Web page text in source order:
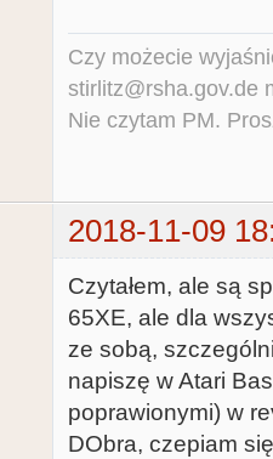
Czy możecie
stirlitz@rsha.gov.de
Nie czytam PM.
2018-11-09
Czytałem, ale są
65XE, ale dla
ze sobą,
napiszę w Atari
poprawionymi) w
DObra, czepiam